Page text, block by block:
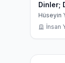
Dinler;
Hüseyin
İnsan